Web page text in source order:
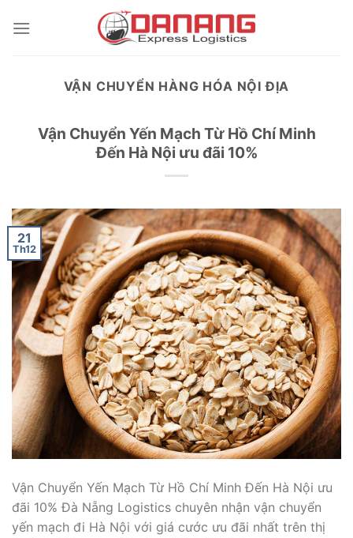
VẬN CHUYỂN HÀNG HÓA NỘI ĐỊA
Vận Chuyển Yến Mạch Từ Hồ Chí Minh
Đến Hà Nội ưu đãi 10%
21
Th12
Vận Chuyển Yến Mạch Từ Hồ Chí Minh Đến Hà Nội ưu
đãi 10% Đà Nẵng Logistics chuyên nhận vận chuyển
yến mạch đi Hà Nội với giá cước ưu đãi nhất trên thị